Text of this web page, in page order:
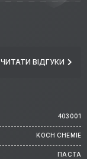
ЧИТАТИ ВІДГУКИ
403001
KOCH CHEMIE
ПАСТА